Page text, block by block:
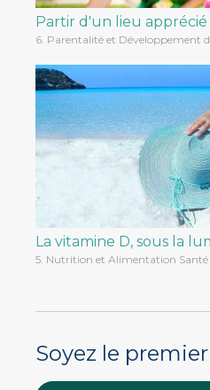
Partir d'un lieu
6. Parentalité et Développement
La vitamine D, sous la
5. Nutrition et Alimentation Santé
Soyez le